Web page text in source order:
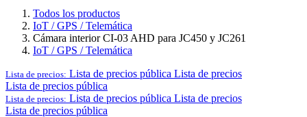
Todos los productos
IoT / GPS / Telemática
Cámara interior CI-03 AHD para JC450 y JC261
IoT / GPS / Telemática
Lista de precios: Lista de precios pública Lista de precios
Lista de precios pública
Lista de precios: Lista de precios pública Lista de precios
Lista de precios pública